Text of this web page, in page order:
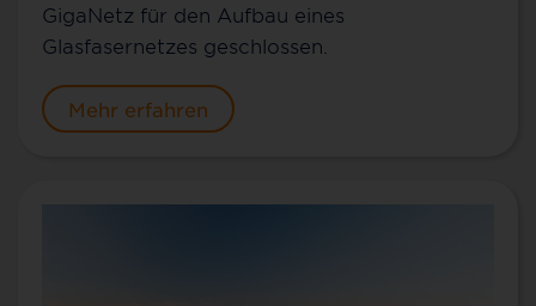
GigaNetz für den Aufbau eines
Glasfasernetzes geschlossen.
Mehr erfahren